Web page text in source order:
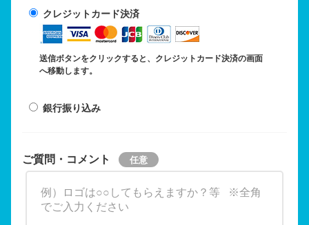
クレジットカード決済
送信ボタンをクリックすると、クレジットカード決済の画面
へ移動します。
銀行振り込み
ご質問・コメント